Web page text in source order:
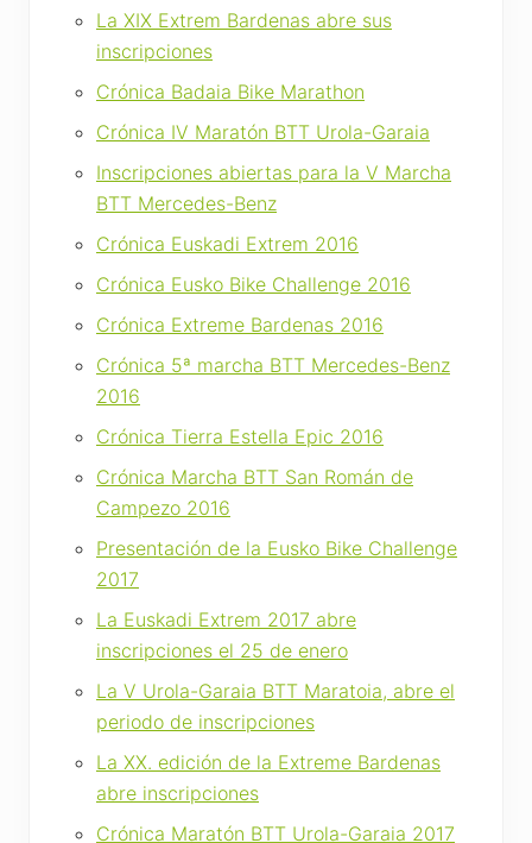
La XIX Extrem Bardenas abre sus
inscripciones
Crónica Badaia Bike Marathon
Crónica IV Maratón BTT Urola-Garaia
Inscripciones abiertas para la V Marcha
BTT Mercedes-Benz
Crónica Euskadi Extrem 2016
Crónica Eusko Bike Challenge 2016
Crónica Extreme Bardenas 2016
Crónica 5ª marcha BTT Mercedes-Benz
2016
Crónica Tierra Estella Epic 2016
Crónica Marcha BTT San Román de
Campezo 2016
Presentación de la Eusko Bike Challenge
2017
La Euskadi Extrem 2017 abre
inscripciones el 25 de enero
La V Urola-Garaia BTT Maratoia, abre el
periodo de inscripciones
La XX. edición de la Extreme Bardenas
abre inscripciones
Crónica Maratón BTT Urola-Garaia 2017